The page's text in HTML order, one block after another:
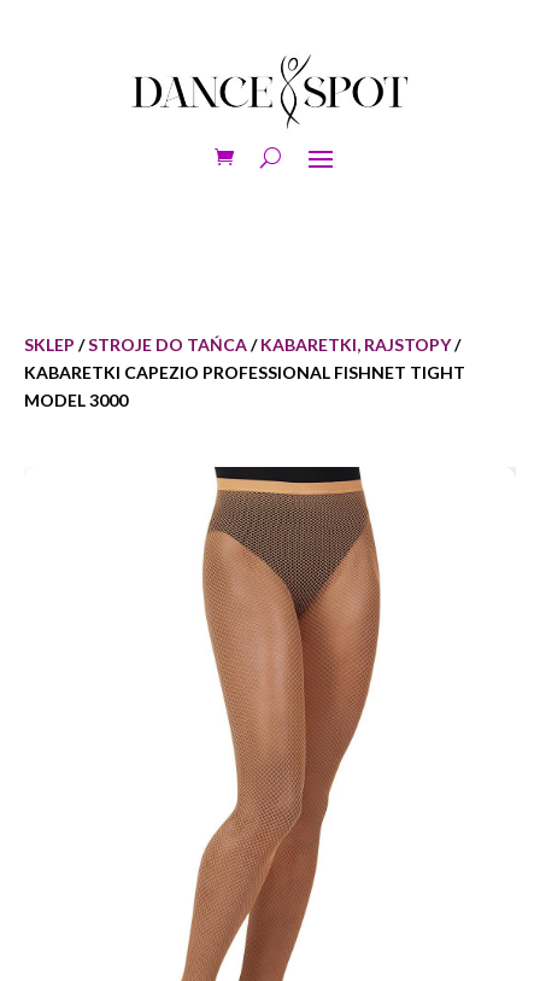
SKLEP /STROJE DO TAŃCA/KABARETKI, RAJSTOPY/
KABARETKI CAPEZIO PROFESSIONAL FISHNET TIGHT
MODEL 3000